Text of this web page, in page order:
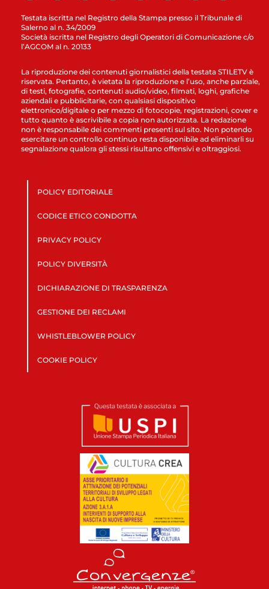
Testata iscritta nel Registro della Stampa presso il Tribunale di
Salerno al n. 34/2009
Società iscritta nel Registro degli Operatori di Comunicazione c/o
l’AGCOM al n. 20133
La riproduzione dei contenuti giornalistici della testata STILETV è
riservata. Pertanto, è vietata la riproduzione e l’uso, anche parziale,
di testi, fotografie, contenuti audio/video, filmati, loghi, grafiche
aziendali e pubblicitarie, con qualsiasi dispositivo
elettronico/digitale o per mezzo di fotocopie, registrazioni, cover e
tutto quanto è ascrivibile a copia non autorizzata. La redazione
non è responsabile dei commenti presenti sul sito. Non potendo
esercitare un controllo continuo resta disponibile ad eliminarli su
segnalazione qualora gli stessi risultano offensivi e oltraggiosi.
POLICY EDITORIALE
CODICE ETICO CONDOTTA
PRIVACY POLICY
POLICY DIVERSITÀ
DICHIARAZIONE DI TRASPARENZA
GESTIONE DEI RECLAMI
WHISTLEBLOWER POLICY
COOKIE POLICY